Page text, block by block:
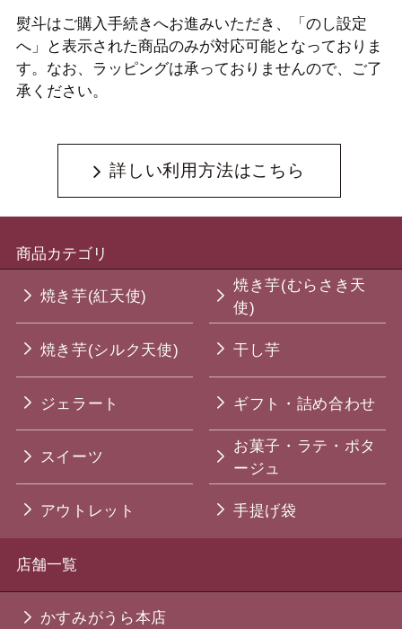
熨斗はご購入手続きへお進みいただき、「のし設定
へ」と表示された商品のみが対応可能となっておりま
す。なお、ラッピングは承っておりませんので、ご了
承ください。
詳しい利用方法はこちら
商品カテゴリ
焼き芋(紅天使)
焼き芋(むらさき天
使)
焼き芋(シルク天使) 干し芋
ジェラート ギフト・詰め合わせ
スイーツ
お菓子・ラテ・ポタ
ージュ
アウトレット 手提げ袋
店舗一覧
かすみがうら本店